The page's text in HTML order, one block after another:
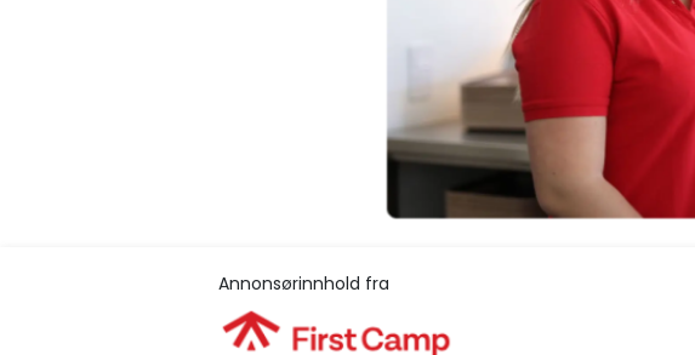
Annonsørinnhold fra